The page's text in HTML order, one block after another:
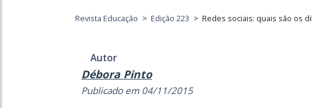
Revista Educação > Edição 223 > Redes sociais: quais são os
Autor
Débora Pinto
Publicado em 04/11/2015